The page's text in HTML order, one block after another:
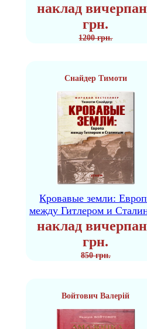
наклад
грн.
1200 грн.
Снайдер Тимоти
Кровавые земли:
между Гитлером и
наклад
грн.
850 грн.
Войтович Валерій